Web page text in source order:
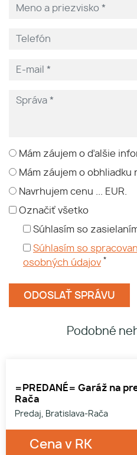
Mám záujem o ďalšie
Mám záujem o
Navrhujem cenu ... EUR.
Označiť všetko
Súhlasím so
Súhlasím so
osobných údajov *
Podobné
=PREDANÉ= Garáž na
Rača
Predaj, Bratislava-Rača
Cena v RK